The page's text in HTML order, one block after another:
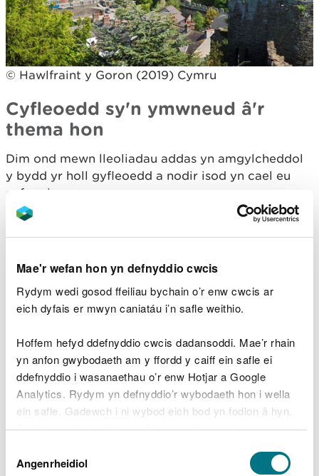
Mae'r wefan hon yn defnyddio cwcis
Rydym wedi gosod ffeiliau bychain o’r enw cwcis ar
eich dyfais er mwyn caniatáu i’n safle weithio.
Hoffem hefyd ddefnyddio cwcis dadansoddi. Mae’r rhain
yn anfon gwybodaeth am y ffordd y caiff ein safle ei
ddefnyddio i wasanaethau o’r enw Hotjar a Google
Analytics. Rydym yn defnyddio’r wybodaeth hon i wella
ein safle. Gadewch i ni wybod eich bod yn fodlon â hyn.
Byddwn yn defnyddio cwci i gadw eich dewis.
Gellirdarllen mwy am ein cwcis cyn i chi ddewis.
Caniatâd
Angenrheidiol
© Hawlfraint y Goron (2019) Cymru
Cyfleoedd sy'n ymwneud â'r
thema hon
Dim ond mewn lleoliadau addas yn amgylcheddol
y bydd yr holl gyfleoedd a nodir isod yn cael eu
cefnogi.
Economi:
mentrau gwledig eraill fel sail i'r economi wledig
Y cyfle i weithio gyda fforymau a rhwydweithiau
presennol i gefnogi agenda'r economi wledig
Cynyddu cyfleoedd am gyflogaeth drwy
ddarpariaeth addysgol o ran sgiliau gwledig
Cynyddu cyfleoedd am fentrau ynni gwyrdd lle
bo hynny'n briodol